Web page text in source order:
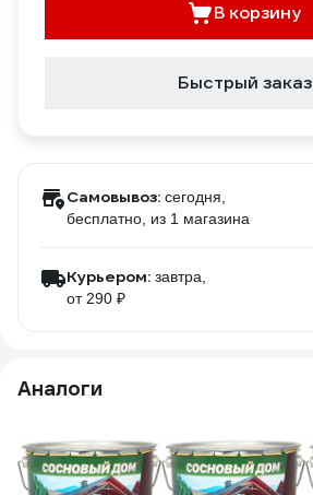
В корзину
Быстрый заказ
Самовывоз: сегодня,
бесплатно , из 1 магазина
Курьером: завтра,
от 290 ₽
Аналоги